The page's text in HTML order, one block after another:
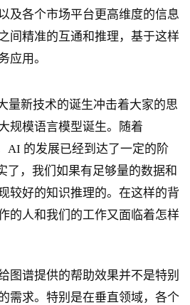
及各个市场平台更高维度的信息
间精准的互通和推理，基于这样
应用。
量新技术的诞生冲击着大家的思
规模语言模型诞生。随着
AI 的发展已经到达了一定的阶
了，我们如果有足够量的数据和
较好的知识推理的。在这样的背
的人和我们的工作又面临着怎样
图谱提供的帮助效果并不是特别
需求。特别是在垂直领域，各个